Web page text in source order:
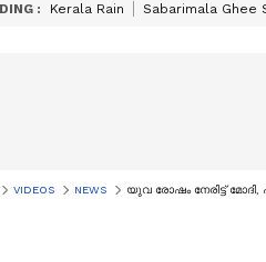
: Kerala Rain Sabarimala Ghee
VIDEOS NEWS യുവ രോഷം നേരിട്ട് മോദി,